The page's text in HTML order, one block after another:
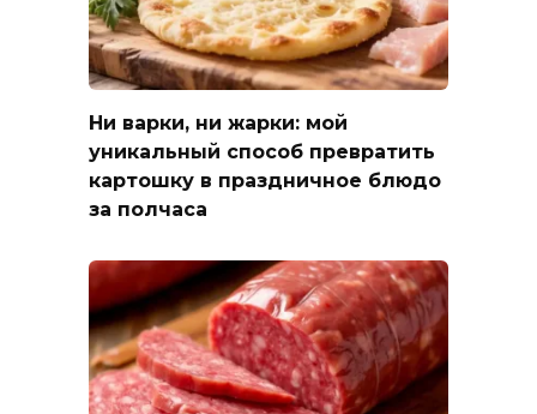
Ни варки, ни жарки: мой
уникальный способ превратить
картошку в праздничное блюдо
за полчаса